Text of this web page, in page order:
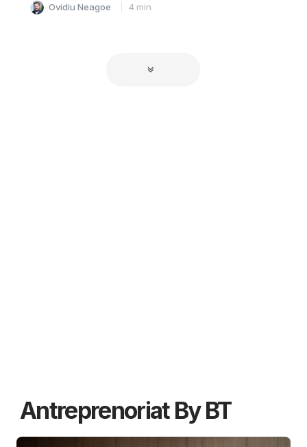
Ovidiu Neagoe 4 min
Antreprenoriat By BT